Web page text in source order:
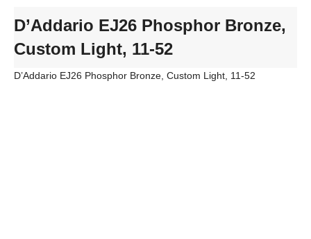
D’Addario EJ26 Phosphor Bronze,
Custom Light, 11-52
D’Addario EJ26 Phosphor Bronze, Custom Light, 11-52